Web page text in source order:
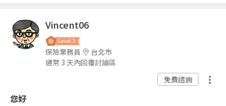
Vincent06
保險業務員
台北市
通常 3 天內回覆討論區
免費諮詢
您好